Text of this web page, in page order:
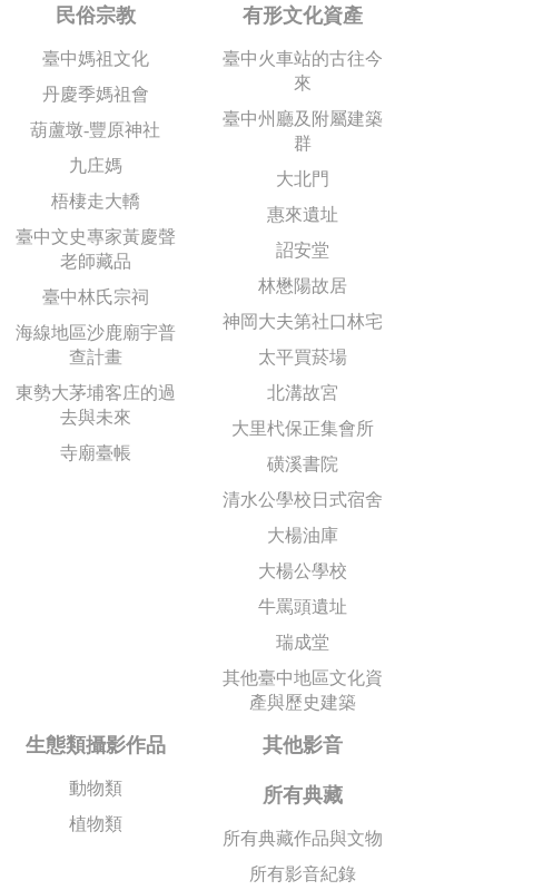
民俗宗教
臺中媽祖文化
丹慶季媽祖會
葫蘆墩-豐原神社
九庄媽
梧棲走大轎
臺中文史專家黃慶聲
老師藏品
臺中林氏宗祠
海線地區沙鹿廟宇普
查計畫
東勢大茅埔客庄的過
去與未來
寺廟臺帳
有形文化資產
臺中火車站的古往今
來
臺中州廳及附屬建築
群
大北門
惠來遺址
詔安堂
林懋陽故居
神岡大夫第社口林宅
太平買菸場
北溝故宮
大里杙保正集會所
磺溪書院
清水公學校日式宿舍
大楊油庫
大楊公學校
牛罵頭遺址
瑞成堂
其他臺中地區文化資
產與歷史建築
生態類攝影作品
動物類
植物類
其他影音
所有典藏
所有典藏作品與文物
所有影音紀錄